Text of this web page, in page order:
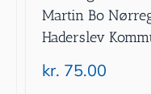
Martin Bo
Haderslev
kr. 75.00